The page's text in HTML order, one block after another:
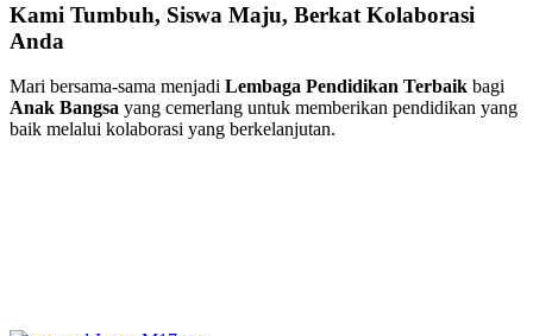
Kami Tumbuh, Siswa Maju, Berkat Kolaborasi
Anda
Mari bersama-sama menjadi Lembaga Pendidikan Terbaik bagi
Anak Bangsa yang cemerlang untuk memberikan pendidikan yang
baik melalui kolaborasi yang berkelanjutan.